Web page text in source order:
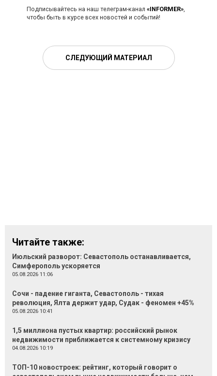
Подписывайтесь на наш телеграм-канал «INFORMER»,
чтобы быть в курсе всех новостей и событий!
СЛЕДУЮЩИЙ МАТЕРИАЛ
Читайте также:
Июльский разворот: Севастополь останавливается,
Симферополь ускоряется
05.08.2026 11:06
Сочи - падение гиганта, Севастополь - тихая
революция, Ялта держит удар, Судак - феномен +45%
05.08.2026 10:41
1,5 миллиона пустых квартир: российский рынок
недвижимости приближается к системному кризису
04.08.2026 10:19
ТОП-10 новостроек: рейтинг, который говорит о